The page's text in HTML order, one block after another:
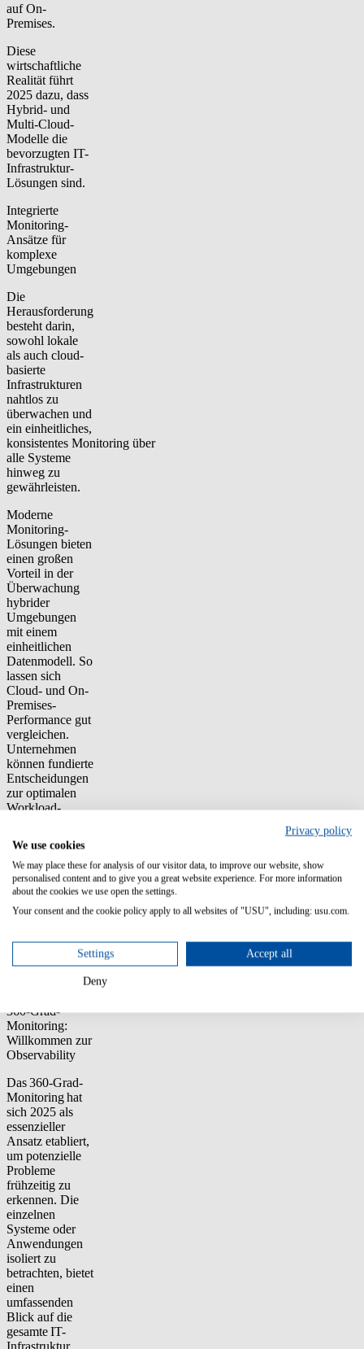
auf On-
Premises.
Diese
wirtschaftliche
Realität führt
2025 dazu, dass
Hybrid- und
Multi-Cloud-
Modelle die
bevorzugten IT-
Infrastruktur-
Lösungen sind.
Integrierte
Monitoring-
Ansätze für
komplexe
Umgebungen
Die
Herausforderung
besteht darin,
sowohl lokale
als auch cloud-
basierte
Infrastrukturen
nahtlos zu
überwachen und
ein einheitliches,
konsistentes Monitoring über
alle Systeme
hinweg zu
gewährleisten.
Moderne
Monitoring-
Lösungen bieten
einen großen
Vorteil in der
Überwachung
hybrider
Umgebungen
mit einem
einheitlichen
Datenmodell. So
lassen sich
Cloud- und On-
Premises-
Performance gut
vergleichen.
Unternehmen
können fundierte
Entscheidungen
zur optimalen
Workload-
USU Monitoring
Masterclass
bietet hier
wertvolle
Einblicke, wie
diese
beherrschen
360-Grad-
Monitoring:
Willkommen zur
Observability
Das360-Grad-
Monitoringhat
sich 2025 als
essenzieller
Ansatz etabliert,
um potenzielle
Probleme
frühzeitig zu
erkennen. Die
einzelnen
Systeme oder
Anwendungen
isoliert zu
betrachten, bietet
einen
umfassenden
Blick auf die
gesamteIT-
Infrastruktur.
Privacy policy
We use cookies
We may place these for analysis of our visitor data, to improve our website, show
personalised content and to give you a great website experience. For more information
about the cookies we use open the settings.
Your consent and the cookie policy apply to all websites of "USU", including: usu.com.
Settings Accept all
Deny